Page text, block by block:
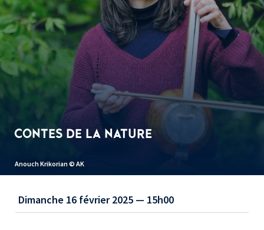
Sonia Koskas © New Time Songs
CONTES DE LA NATURE
Dimanche 16 février 2025 — 15h00